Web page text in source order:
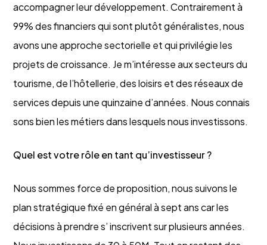
accompagner leur développement. Contrairement à
99% des financiers qui sont plutôt généralistes, nous
avons une approche sectorielle et qui privilégie les
projets de croissance. Je m’intéresse aux secteurs du
tourisme, de l’hôtellerie, des loisirs et des réseaux de
services depuis une quinzaine d’années. Nous connais
sons bien les métiers dans lesquels nous investissons.
Quel est votre rôle en tant qu’investisseur ?
Nous sommes force de proposition, nous suivons le
plan stratégique fixé en général à sept ans car les
décisions à prendre s’ inscrivent sur plusieurs années.